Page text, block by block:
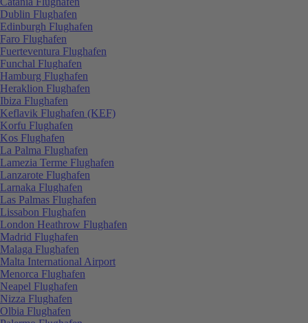
Dublin Flughafen
Edinburgh Flughafen
Faro Flughafen
Fuerteventura Flughafen
Funchal Flughafen
Hamburg Flughafen
Heraklion Flughafen
Ibiza Flughafen
Keflavik Flughafen (KEF)
Korfu Flughafen
Kos Flughafen
La Palma Flughafen
Lamezia Terme Flughafen
Lanzarote Flughafen
Larnaka Flughafen
Las Palmas Flughafen
Lissabon Flughafen
London Heathrow Flughafen
Madrid Flughafen
Malaga Flughafen
Malta International Airport
Menorca Flughafen
Neapel Flughafen
Nizza Flughafen
Olbia Flughafen